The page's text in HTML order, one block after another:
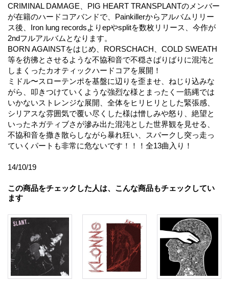
CRIMINAL DAMAGE、PIG HEART TRANSPLANTのメンバー
が在籍のハードコアバンドで、Painkillerからアルバムリリー
ス後、Iron lung recordsよりepやsplitを数枚リリース、今作が
2ndフルアルバムとなります。
BORN AGAINSTをはじめ、RORSCHACH、COLD SWEATH
等を彷彿とさせるような不協和音で不穏さばりばりに混沌と
しまくったカオティックハードコアを展開！
ミドル〜スローテンポを基盤に辺りを歪ませ、ねじり込みな
がら、叩きつけていくような強烈な様とまったく一筋縄では
いかないストレンジな展開、全体をヒリヒリとした緊張感、
シリアスな雰囲気で覆い尽くした様は憎しみや怒り、絶望と
いったネガティブさが滲み出た混沌とした世界観を見せる、
不協和音を撒き散らしながら暴れ狂い、スパークし突っ走っ
ていくパートも非常に危ないです！！！全13曲入り！
14/10/19
この商品をチェックした人は、こんな商品もチェックしてい
ます